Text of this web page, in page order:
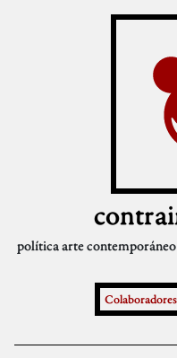
políticaarte contemporáneo
Colaboradores